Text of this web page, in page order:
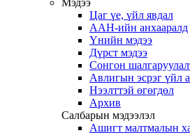
Мэдээ
Цаг үе, үйл явдал
ААН-ийн анхааралд
Үнийн мэдээ
Дүрст мэдээ
Сонгон
Авлигын эсрэг үйл
Нээлттэй өгөгдөл
Архив
Салбарын мэдээлэл
Ашигт малтмалын